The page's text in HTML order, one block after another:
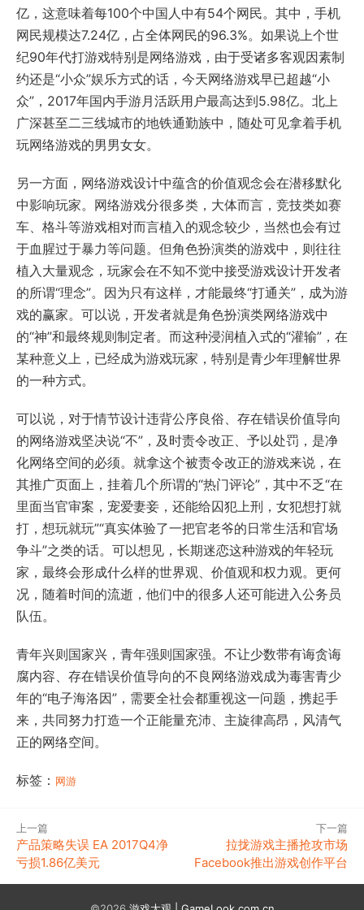
亿，这意味着每100个中国人中有54个网民。其中，手机
网民规模达7.24亿，占全体网民的96.3%。如果说上个世
纪90年代打游戏特别是网络游戏，由于受诸多客观因素制
约还是“小众”娱乐方式的话，今天网络游戏早已超越“小
众”，2017年国内手游月活跃用户最高达到5.98亿。北上
广深甚至二三线城市的地铁通勤族中，随处可见拿着手机
玩网络游戏的男男女女。
另一方面，网络游戏设计中蕴含的价值观念会在潜移默化
中影响玩家。网络游戏分很多类，大体而言，竞技类如赛
车、格斗等游戏相对而言植入的观念较少，当然也会有过
于血腥过于暴力等问题。但角色扮演类的游戏中，则往往
植入大量观念，玩家会在不知不觉中接受游戏设计开发者
的所谓“理念”。因为只有这样，才能最终“打通关”，成为游
戏的赢家。可以说，开发者就是角色扮演类网络游戏中
的“神”和最终规则制定者。而这种浸润植入式的“灌输”，在
某种意义上，已经成为游戏玩家，特别是青少年理解世界
的一种方式。
可以说，对于情节设计违背公序良俗、存在错误价值导向
的网络游戏坚决说“不”，及时责令改正、予以处罚，是净
化网络空间的必须。就拿这个被责令改正的游戏来说，在
其推广页面上，挂着几个所谓的“热门评论”，其中不乏“在
里面当官审案，宠爱妻妾，还能给囚犯上刑，女犯想打就
打，想玩就玩”“真实体验了一把官老爷的日常生活和官场
争斗”之类的话。可以想见，长期迷恋这种游戏的年轻玩
家，最终会形成什么样的世界观、价值观和权力观。更何
况，随着时间的流逝，他们中的很多人还可能进入公务员
队伍。
青年兴则国家兴，青年强则国家强。不让少数带有诲贪诲
腐内容、存在错误价值导向的不良网络游戏成为毒害青少
年的“电子海洛因”，需要全社会都重视这一问题，携起手
来，共同努力打造一个正能量充沛、主旋律高昂，风清气
正的网络空间。
标签： 网游
上一篇
产品策略失误 EA 2017Q4净
亏损1.86亿美元
下一篇
拉拢游戏主播抢攻市场
Facebook推出游戏创作平台